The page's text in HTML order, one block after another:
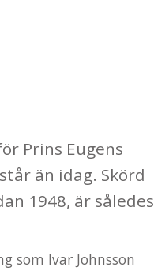
Prins Eugens
än idag. Skörd
1948, är således
som Ivar Johnsson